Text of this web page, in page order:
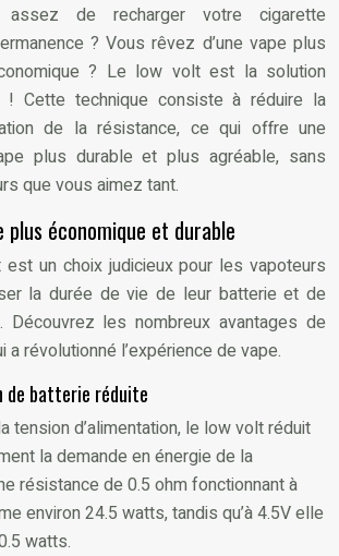
de recharger votre cigarette
? Vous rêvez d’une vape plus
? Le low volt est la solution
! Cette technique consiste à réduire la
de la résistance, ce qui offre une
plus durable et plus agréable, sans
que vous aimez tant.
plus économique et durable
un choix judicieux pour les vapoteurs
la durée de vie de leur batterie et de
Découvrez les nombreux avantages de
a révolutionné l’expérience de vape.
de batterie réduite
tension d’alimentation, le low volt réduit
la demande en énergie de la
résistance de 0.5 ohm fonctionnant à
environ 24.5 watts, tandis qu’à 4.5V elle
watts.